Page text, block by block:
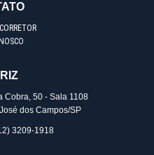
Cobra, 50 - Sala 1108
dos Campos/SP
3209-1918